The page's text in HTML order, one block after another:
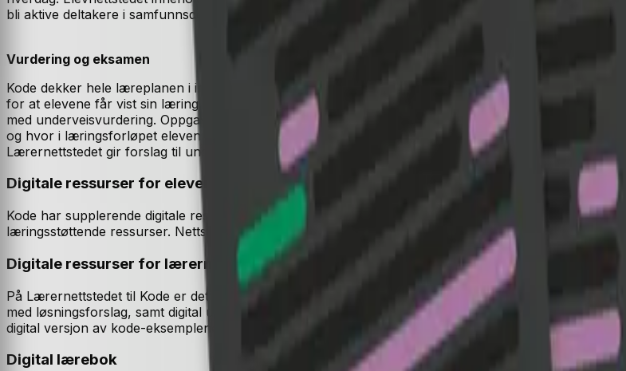
bli aktive deltakere i samfunnsdebatten rundt dagsaktuelle temaer.
Vurdering og eksamen
Kode dekker hele læreplanen i informasjonsteknologi. Utvalget av fagstoff og oppgaver er
for at elevene får vist sin læring og kompetanse gjennom problemløsning, utforsking, kritisk
med underveisvurdering. Oppgavene i oppgavedelen er merket med kompetansenivå. Denne
og hvor i læringsforløpet eleven er. Oppgavedelen bidrar dermed til egenvurdering, og hjelper
Lærernettstedet gir forslag til undervisningsopplegg, prøver og andre vurderingsformer som er godt
Digitale ressurser for elevene
Kode har supplerende digitale ressurser for elevene i faget. Nettstedene inneholder
læringsstøttende ressurser. Nettstedene oppdateres kontinuerlig med relevant faglig krydder som
Digitale ressurser for lærerne
På Lærernettstedet til Kode er det nyttige ressurser for læreren. Her finner lærerne lærerveiledninger
med løsningsforslag, samt digital utgave av bokas eksempler. Som en ekstra støtte for lærerens
digital versjon av kode-eksemplene i boka. På Kode fagnettsted kan læreren tildele oppgaver og følge
Digital lærebok